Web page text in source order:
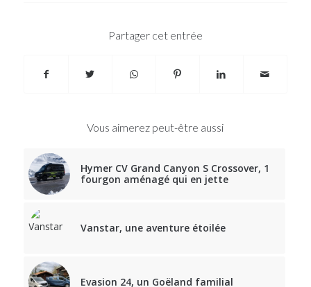
Partager cet entrée
Vous aimerez peut-être aussi
Hymer CV Grand Canyon S Crossover, 1
fourgon aménagé qui en jette
Vanstar, une aventure étoilée
Evasion 24, un Goëland familial